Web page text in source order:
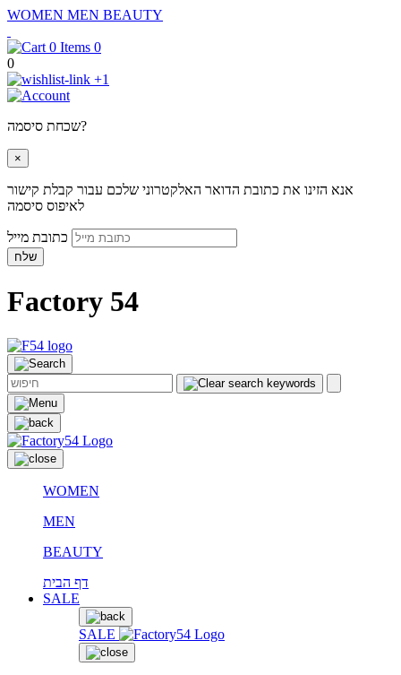
WOMEN MEN BEAUTY
0
0
+1
שכחת סיסמה?
×
אנא הזינו את כתובת הדואר האלקטרוני שלכם עבור קבלת קישור
לאיפוס סיסמה
שלח
Factory 54
WOMEN
MEN
BEAUTY
דף הבית
SALE
SALE